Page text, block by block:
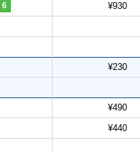
6 ¥930
¥230
¥490
¥440